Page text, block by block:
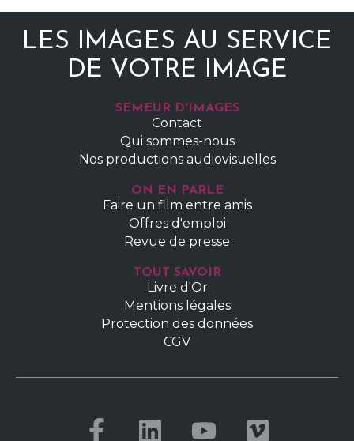
LES IMAGES AU SERVICE
DE VOTRE IMAGE
SEMEUR D'IMAGES
Contact
Qui sommes-nous
Nos productions audiovisuelles
ON EN PARLE
Faire un film entre amis
Offres d'emploi
Revue de presse
TOUT SAVOIR
Livre d'Or
Mentions légales
Protection des données
CGV